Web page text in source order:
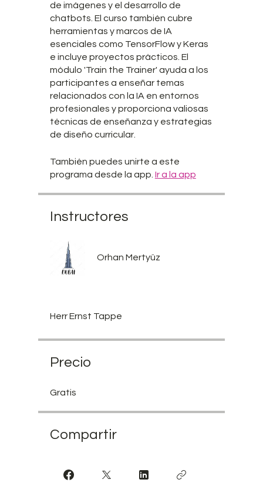
de imágenes y el desarrollo de
chatbots. El curso también cubre
herramientas y marcos de IA
esenciales como TensorFlow y Keras
e incluye proyectos prácticos. El
módulo 'Train the Trainer' ayuda a los
participantes a enseñar temas
relacionados con la IA en entornos
profesionales y proporciona valiosas
técnicas de enseñanza y estrategias
de diseño curricular.
También puedes unirte a este
programa desde la app. Ir a la app
Instructores
Orhan Mertyüz
Herr Ernst Tappe
Precio
Gratis
Compartir